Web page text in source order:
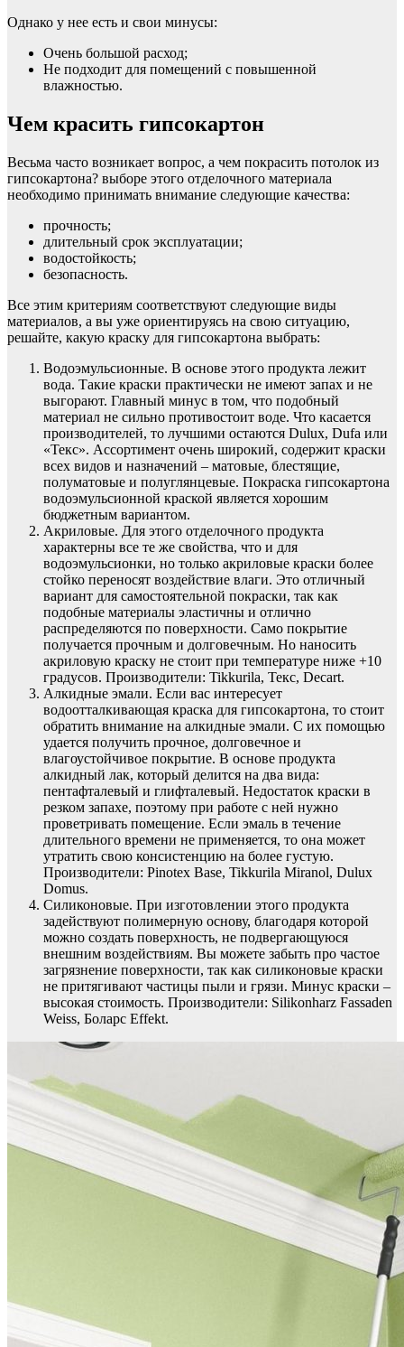
Однако у нее есть и свои минусы:
Очень большой расход;
Не подходит для помещений с повышенной
влажностью.
Чем красить гипсокартон
Весьма часто возникает вопрос, а чем покрасить потолок из
гипсокартона? выборе этого отделочного материала
необходимо принимать внимание следующие качества:
прочность;
длительный срок эксплуатации;
водостойкость;
безопасность.
Все этим критериям соответствуют следующие виды
материалов, а вы уже ориентируясь на свою ситуацию,
решайте, какую краску для гипсокартона выбрать:
Водоэмульсионные. В основе этого продукта лежит
вода. Такие краски практически не имеют запах и не
выгорают. Главный минус в том, что подобный
материал не сильно противостоит воде. Что касается
производителей, то лучшими остаются Dulux, Dufa или
«Текс». Ассортимент очень широкий, содержит краски
всех видов и назначений – матовые, блестящие,
полуматовые и полуглянцевые. Покраска гипсокартона
водоэмульсионной краской является хорошим
бюджетным вариантом.
Акриловые. Для этого отделочного продукта
характерны все те же свойства, что и для
водоэмульсионки, но только акриловые краски более
стойко переносят воздействие влаги. Это отличный
вариант для самостоятельной покраски, так как
подобные материалы эластичны и отлично
распределяются по поверхности. Само покрытие
получается прочным и долговечным. Но наносить
акриловую краску не стоит при температуре ниже +10
градусов. Производители: Tikkurila, Текс, Decart.
Алкидные эмали. Если вас интересует
водоотталкивающая краска для гипсокартона, то стоит
обратить внимание на алкидные эмали. С их помощью
удается получить прочное, долговечное и
влагоустойчивое покрытие. В основе продукта
алкидный лак, который делится на два вида:
пентафталевый и глифталевый. Недостаток краски в
резком запахе, поэтому при работе с ней нужно
проветривать помещение. Если эмаль в течение
длительного времени не применяется, то она может
утратить свою консистенцию на более густую.
Производители: Pinotex Base, Tikkurila Miranol, Dulux
Domus.
Силиконовые. При изготовлении этого продукта
задействуют полимерную основу, благодаря которой
можно создать поверхность, не подвергающуюся
внешним воздействиям. Вы можете забыть про частое
загрязнение поверхности, так как силиконовые краски
не притягивают частицы пыли и грязи. Минус краски –
высокая стоимость. Производители: Silikonharz Fassaden
Weiss, Боларс Effekt.